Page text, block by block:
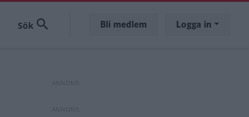
Bli medlem Logga in